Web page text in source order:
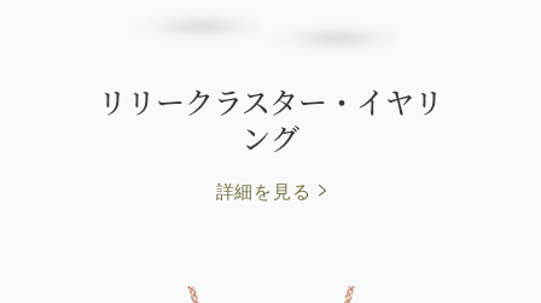
リリークラスター・イヤリ
ング
詳細を見る